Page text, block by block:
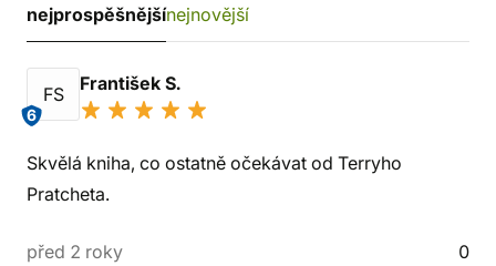
nejprospěšnějšínejnovější
FS
6
František S.
Skvělá kniha, co ostatně očekávat od Terryho
Pratcheta.
před 2 roky 0